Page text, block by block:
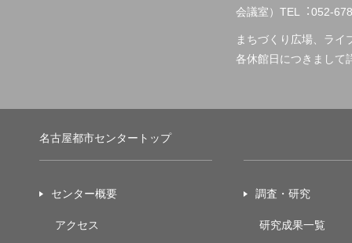
会議室）TEL︓052-
まちづくり広場、ライ
各休館日につきまして
名古屋都市センタートップ
センター概要
アクセス
調査・研究
研究成果一覧